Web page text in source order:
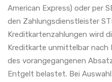
American Express) oder per
den Zahlungsdienstleister
Kreditkartenzahlungen wird
Kreditkarte unmittelbar nach
des vorangegangenen
Entgelt belastet. Bei